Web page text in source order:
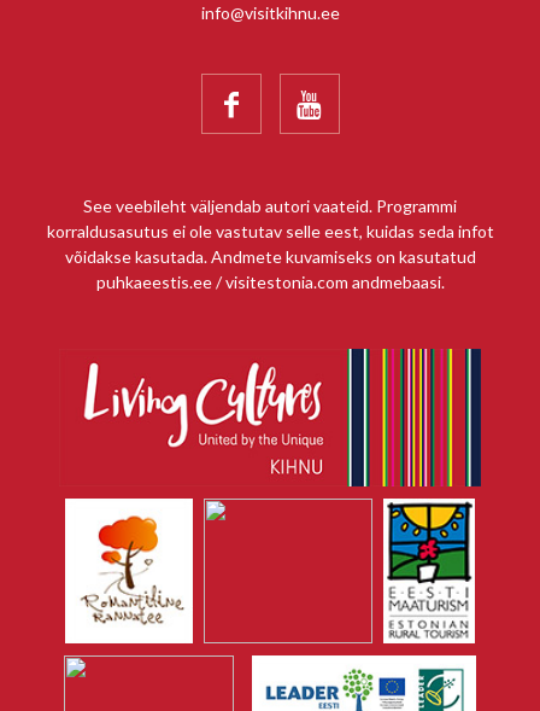
info@visitkihnu.ee
 
See veebileht väljendab autori vaateid. Programmi
korraldusasutus ei ole vastutav selle eest, kuidas seda infot
võidakse kasutada. Andmete kuvamiseks on kasutatud
puhkaeestis.ee / visitestonia.com andmebaasi.